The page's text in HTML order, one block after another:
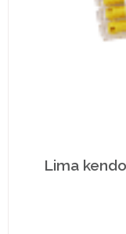
Lima